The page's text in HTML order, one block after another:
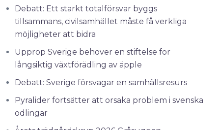
Debatt: Ett starkt totalförsvar byggs
tillsammans, civilsamhället måste få verkliga
möjligheter att bidra
Upprop Sverige behöver en stiftelse för
långsiktig växtförädling av äpple
Debatt: Sverige försvagar en samhällsresurs
Pyralider fortsätter att orsaka problem i svenska
odlingar